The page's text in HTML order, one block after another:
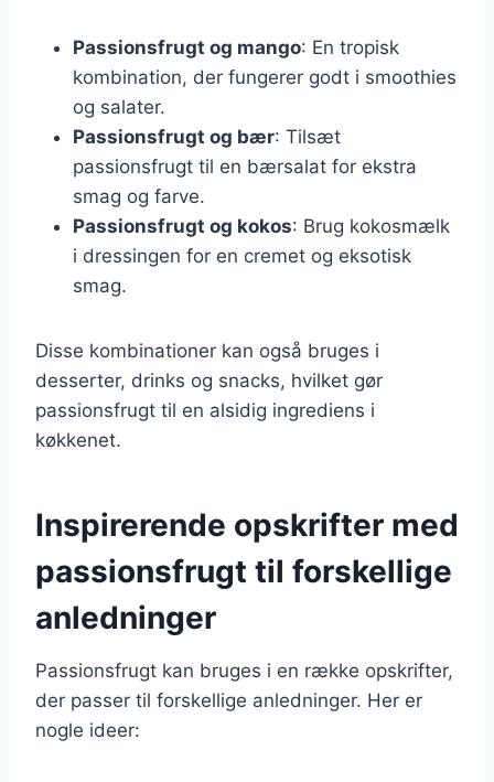
Passionsfrugt og mango: En tropisk
kombination, der fungerer godt i smoothies
og salater.
Passionsfrugt og bær: Tilsæt
passionsfrugt til en bærsalat for ekstra
smag og farve.
Passionsfrugt og kokos: Brug kokosmælk
i dressingen for en cremet og eksotisk
smag.
Disse kombinationer kan også bruges i
desserter, drinks og snacks, hvilket gør
passionsfrugt til en alsidig ingrediens i
køkkenet.
Inspirerende opskrifter med
passionsfrugt til forskellige
anledninger
Passionsfrugt kan bruges i en række opskrifter,
der passer til forskellige anledninger. Her er
nogle ideer: